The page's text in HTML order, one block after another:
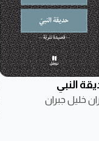
النبي
خليل جبران